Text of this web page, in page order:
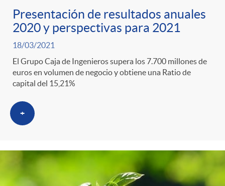
Presentación de resultados anuales
2020 y perspectivas para 2021
18/03/2021
El Grupo Caja de Ingenieros supera los 7.700 millones de
euros en volumen de negocio y obtiene una Ratio de
capital del 15,21%
+